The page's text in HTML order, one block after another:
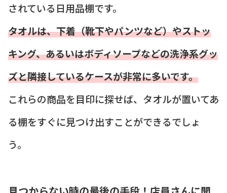
されている日用品棚です。
タオルは、下着（靴下やパンツなど）やストッ
キング、あるいはボディソープなどの洗浄系グッ
ズと隣接しているケースが非常に多いです。
これらの商品を目印に探せば、タオルが置いてあ
る棚をすぐに見つけ出すことができるでしょ
う。